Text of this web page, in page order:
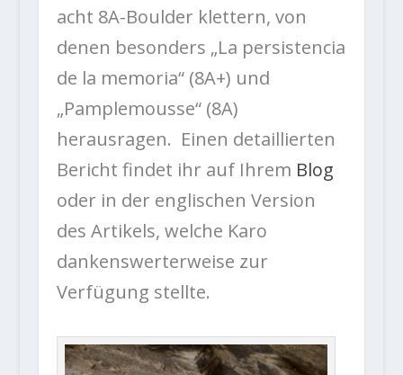
acht 8A-Boulder klettern, von
denen besonders „La persistencia
de la memoria“ (8A+) und
„Pamplemousse“ (8A)
herausragen. Einen detaillierten
Bericht findet ihr auf Ihrem Blog
oder in der englischen Version
des Artikels, welche Karo
dankenswerterweise zur
Verfügung stellte.